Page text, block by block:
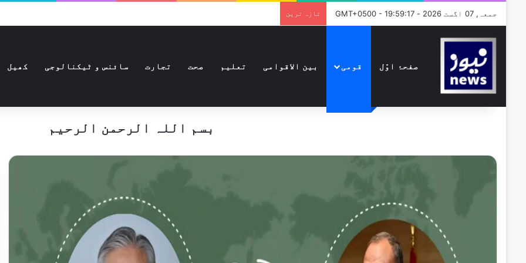
جمعہ, 07 اگست 2026 - GMT+0500 - 19:59:17 تازہ ترین
صفحۂ اوّل قومی بین الاقوامی تعلیم صحت تجارت سائنس و ٹیکنالوجی کھیل
بسم اللہ الرحمن الرحیم